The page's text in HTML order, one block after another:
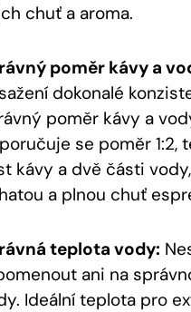
chuť a aroma.
poměr kávy a
dokonalé
poměr kávy a
se poměr 1:2,
kávy a dvě části
a plnou chuť
teplota vody:
ani na
Ideální teplota pro